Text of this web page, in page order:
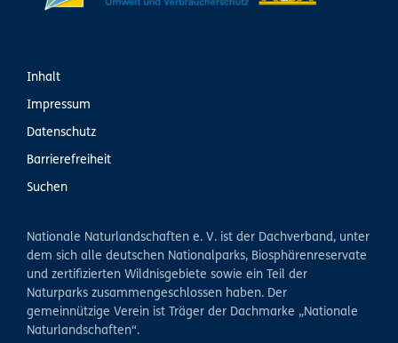
Inhalt
Impressum
Datenschutz
Barrierefreiheit
Suchen
Nationale Naturlandschaften e. V. ist der Dachverband, unter
dem sich alle deutschen Nationalparks, Biosphärenreservate
und zertifizierten Wildnisgebiete sowie ein Teil der
Naturparks zusammengeschlossen haben. Der
gemeinnützige Verein ist Träger der Dachmarke „Nationale
Naturlandschaften“.